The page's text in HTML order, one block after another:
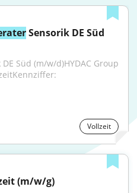
Sensorik DE Süd
DE Süd (m/w/d)HYDAC Group
Vollzeit
(m/w/g)